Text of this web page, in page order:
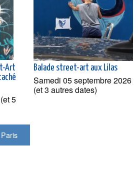
Art
5
Balade street-art aux Lilas
Samedi 05 septembre 2026
(et 3 autres dates)